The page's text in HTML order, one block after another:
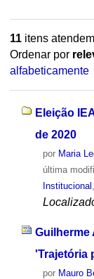
11itens
Ordenar por
alfabeticamente
Eleição
de 2020
por Maria
última
Institucional
Guilherme
'Trajetória
por Mauro